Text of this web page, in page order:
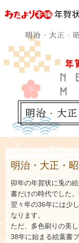
明治・大正・
卯年の年賀状に兎の
書だけの時代でした
翌々年の36年には少
なります。
ただ、多色刷りの美
38年に始まる絵葉書